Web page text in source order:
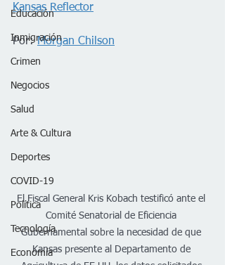
Educación
Inmigración
Crimen
Negocios
Salud
Arte & Cultura
Deportes
COVID-19
Política
Tecnología
Economía
Kansas Reflector
Por: Morgan Chilson
El Fiscal General Kris Kobach testificó ante el
Comité Senatorial de Eficiencia
Gubernamental sobre la necesidad de que
Kansas presente al Departamento de